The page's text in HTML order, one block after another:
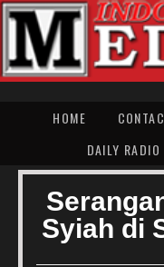
HOME
DAILY RADIO
Syiah di